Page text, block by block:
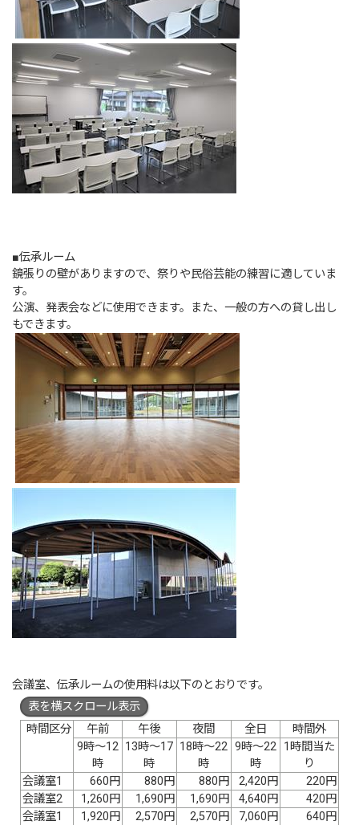
■伝承ルーム
鏡張りの壁がありますので、祭りや民俗芸能の練習に適していま
す。
公演、発表会などに使用できます。また、一般の方への貸し出し
もできます。
会議室、伝承ルームの使用料は以下のとおりです。
表を横スクロール表示
時間区分
午前 午後 夜間 全日
時間外
9時～12
時
13時～17
時
18時～22
時
9時～22
時
1時間当た
り
会議室1
660円 880円 880円 2,420円
220円
会議室2
1,260円 1,690円 1,690円 4,640円
420円
会議室1
1,920円 2,570円 2,570円 7,060円 640円